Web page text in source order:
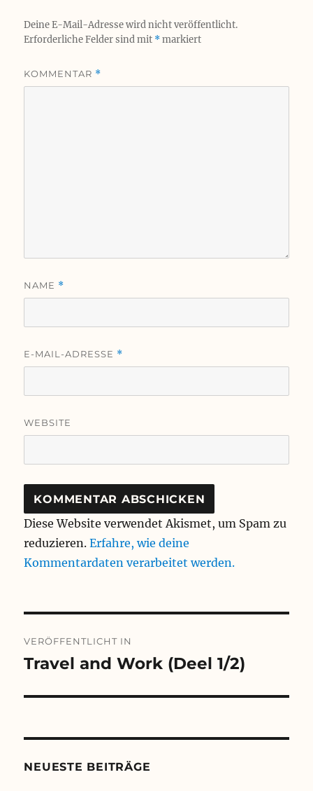
Deine E-Mail-Adresse wird nicht veröffentlicht.
Erforderliche Felder sind mit *markiert
KOMMENTAR *
NAME *
E-MAIL-ADRESSE *
WEBSITE
Diese Website verwendet Akismet, um Spam zu
reduzieren.Erfahre, wie deine
Kommentardaten verarbeitet werden.
VERÖFFENTLICHT IN
Travel and Work (Deel 1/2)
NEUESTE BEITRÄGE